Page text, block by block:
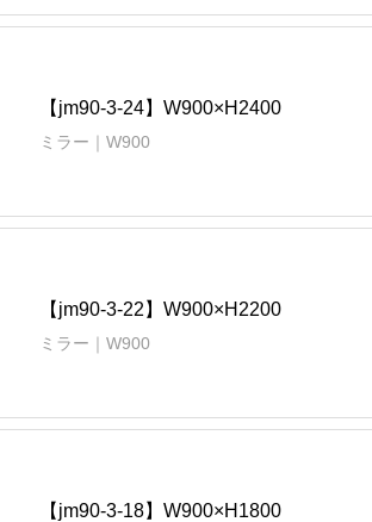
【jm90-3-24】W900×H2400
ミラー｜W900
【jm90-3-22】W900×H2200
ミラー｜W900
【jm90-3-18】W900×H1800